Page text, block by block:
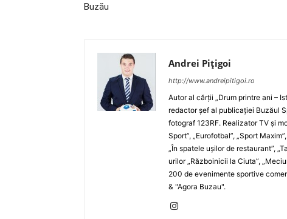
Buzău
Andrei Pițigoi
http://www.andreipitigoi.ro
Autor al cărţii „Drum printre ani –
redactor şef al publicaţiei Buzăul
fotograf 123RF. Realizator TV şi
Sport”, „Eurofotbal”, „Sport
„În spatele uşilor de restaurant”,
urilor „Războinicii la Ciuta”,
200 de evenimente sportive
& "Agora Buzau".